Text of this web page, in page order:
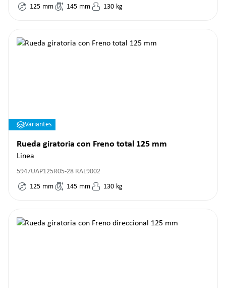
125 mm 145 mm 130 kg
Variantes
Rueda giratoria con Freno total 125 mm
Linea
5947UAP125R05-28 RAL9002
125 mm 145 mm 130 kg